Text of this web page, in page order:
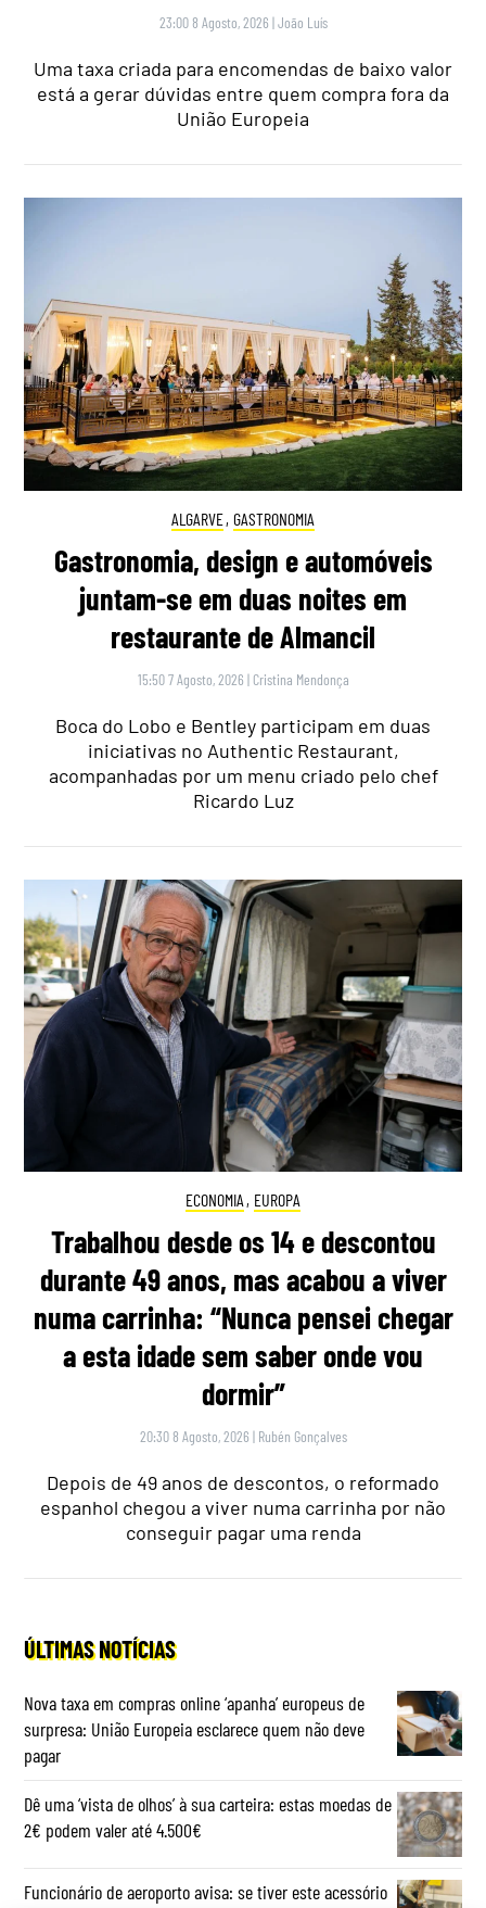
23:00 8 Agosto, 2026 |João Luís
Uma taxa criada para encomendas de baixo valor
está a gerar dúvidas entre quem compra fora da
União Europeia
ALGARVE, GASTRONOMIA
Gastronomia, design e automóveis
juntam-se em duas noites em
restaurante de Almancil
15:50 7 Agosto, 2026 | Cristina Mendonça
Boca do Lobo e Bentley participam em duas
iniciativas no Authentic Restaurant,
acompanhadas por um menu criado pelo chef
Ricardo Luz
ECONOMIA , EUROPA
Trabalhou desde os 14 e descontou
durante 49 anos, mas acabou a viver
numa carrinha: “Nunca pensei chegar
a esta idade sem saber onde vou
dormir”
20:30 8 Agosto, 2026 | Rubén Gonçalves
Depois de 49 anos de descontos, o reformado
espanhol chegou a viver numa carrinha por não
conseguir pagar uma renda
ÚLTIMAS NOTÍCIAS
Nova taxa em compras online ‘apanha’ europeus de
surpresa: União Europeia esclarece quem não deve
pagar
Dê uma ‘vista de olhos’ à sua carteira: estas moedas de
2€ podem valer até 4.500€
Funcionário de aeroporto avisa: se tiver este acessório